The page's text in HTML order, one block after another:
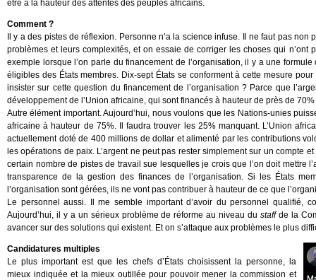
être à la hauteur des attentes des peuples africains.
Comment ?
Il y a des pistes de réflexion. Personne n’a la science infuse. Il ne faut pas
problèmes et leurs complexités, et on essaie de corriger les choses qui n’ont
exemple lorsque l’on parle du financement de l’organisation, il y a une
éligibles des États membres. Dix-sept États se conforment à cette mesure
insister sur cette question du financement de l’organisation ? Parce que
développement de l’Union africaine, qui sont financés à hauteur de près de
Autre élément important. Aujourd’hui, nous voulons que les Nations-unies
africaine à hauteur de 75%. Il faudra trouver les 25% manquant. L’Union
actuellement doté de 400 millions de dollar et alimenté par les contributions
les opérations de paix. L’argent ne peut pas rester simplement sur un compte
certain nombre de pistes de travail sue lesquelles je crois que l’on doit mettre
transparence de la gestion des finances de l’organisation. Si les États
l’organisation sont gérées, ils ne vont pas contribuer à hauteur de ce que
Le personnel aussi. Il me semble important d’avoir du personnel qualifié,
Aujourd’hui, il y a un sérieux problème de réforme au niveau dustaffde la
avancer sur des solutions qui existent. Et on s’attaque aux problèmes le plus
Candidatures multiples
Le plus important est que les chefs d’États choisissent la personne, la
mieux indiquée et la mieux outillée pour pouvoir mener la commission et